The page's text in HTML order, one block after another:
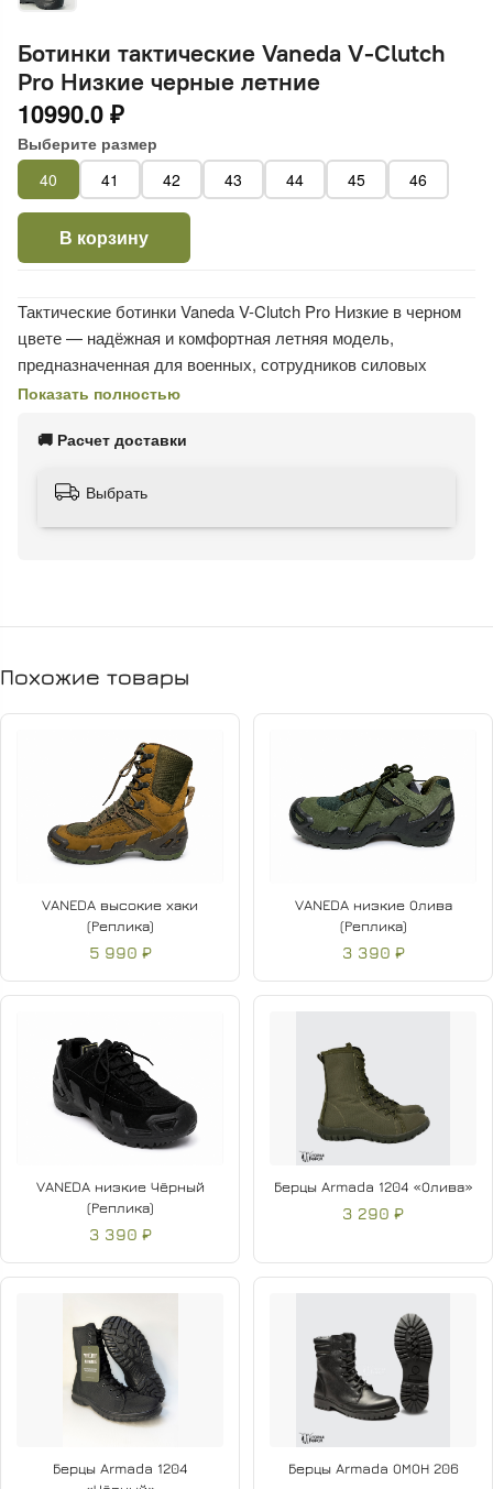
Ботинки тактические Vaneda V-Clutch
Pro Низкие черные летние
10990.0 ₽
Выберите размер
40
41 42 43 44 45 46
В корзину
Тактические ботинки Vaneda V-Clutch Pro Низкие в черном
цвете — надёжная и комфортная летняя модель,
предназначенная для военных, сотрудников силовых
структур и активных людей. Литьевая подошва с глубоким
различными поверхностями: асфальтом, камнями, грунтом,
комфорт при активном использовании.
Показать полностью
🚚 Расчет доставки
Выбрать
Похожие товары
VANEDA высокие хаки
(Реплика)
5 990 ₽
VANEDA низкие Олива
(Реплика)
3 390 ₽
VANEDA низкие Чёрный
(Реплика)
3 390 ₽
Берцы Armada 1204 «Олива»
3 290 ₽
Берцы Armada 1204
Берцы Armada ОМОН 206